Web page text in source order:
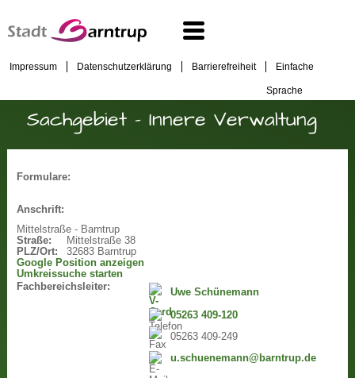
Impressum Datenschutzerklärung Barrierefreiheit Einfache
Sprache
Sachgebiet - Innere Verwaltung
Formulare:
Anschrift:
Mittelstraße - Barntrup
Straße:
Mittelstraße 38
PLZ/Ort:
32683 Barntrup
Google Position anzeigen
Umkreissuche starten
Fachbereichsleiter:
Uwe Schünemann
05263 409-120
05263 409-249
u.schuenemann@barntrup.de